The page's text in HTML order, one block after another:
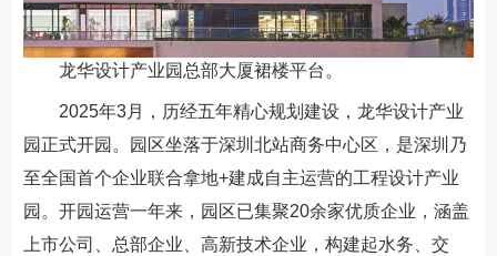
龙华设计产业园总部大厦裙楼平台。
2025年3月，历经五年精心规划建设，龙华设计产业
园正式开园。园区坐落于深圳北站商务中心区，是深圳乃
至全国首个企业联合拿地+建成自主运营的工程设计产业
园。开园运营一年来，园区已集聚20余家优质企业，涵盖
上市公司、总部企业、高新技术企业，构建起水务、交